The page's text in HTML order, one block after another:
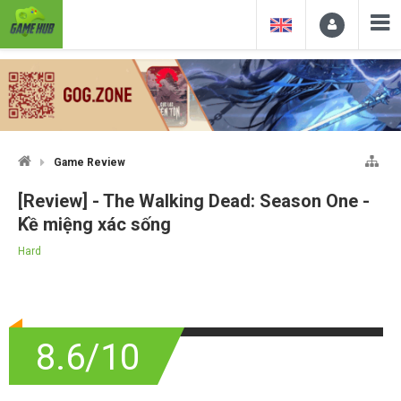
Game Review
[Review] - The Walking Dead: Season One -
Kề miệng xác sống
Hard
8.6/10